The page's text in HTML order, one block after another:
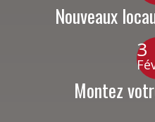
Nouveaux
3
Montez